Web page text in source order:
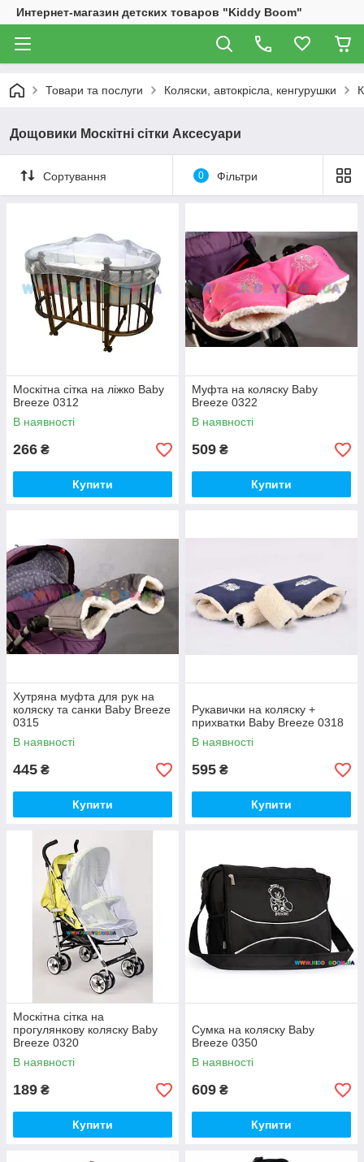
Интернет-магазин детских товаров "Kiddy Boom"
Товари та послуги Коляски, автокрісла, кенгурушки
Дощовики Москітні сітки Аксесуари
Сортування 0 Фільтри
Москітна сітка на ліжко Baby
Breeze 0312
В наявності
266 ₴
Купити
Муфта на коляску Baby
Breeze 0322
В наявності
509 ₴
Купити
Хутряна муфта для рук на
коляску та санки Baby Breeze
0315
В наявності
445 ₴
Купити
Рукавички на коляску +
прихватки Baby Breeze 0318
В наявності
595 ₴
Купити
Москітна сітка на
прогулянкову коляску Baby
Breeze 0320
В наявності
189 ₴
Купити
Сумка на коляску Baby
Breeze 0350
В наявності
609 ₴
Купити